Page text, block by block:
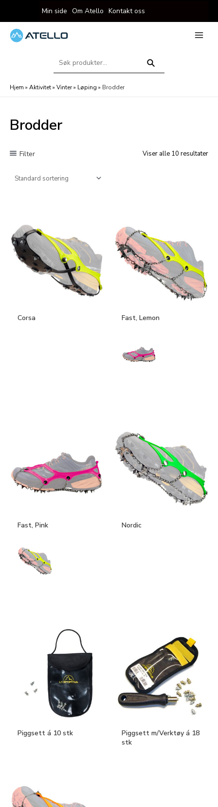
til
innholdet
Min side Om Atello Kontakt oss
Søk
Hjem » Aktivitet» Vinter» Løping » Brodder
Brodder
Filter Viser alle 10 resultater
Corsa Fast, Lemon
Fast, Pink Nordic
Piggsett á 10 stk
Piggsett m/Verktøy á 18
stk